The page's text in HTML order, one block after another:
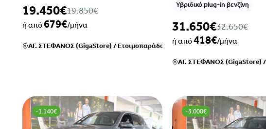
19.450€19.850€
ή από 679€/μήνα
ΑΓ. ΣΤΕΦΑΝΟΣ (GigaStore) /Ετοιμοπαράδοτο
Υβριδικό plug-in βενζίνη
31.650€32.650€
ή από418€/μήνα
ΑΓ. ΣΤΕΦΑΝΟΣ (GigaStore) /
-1.140€ -3.000€